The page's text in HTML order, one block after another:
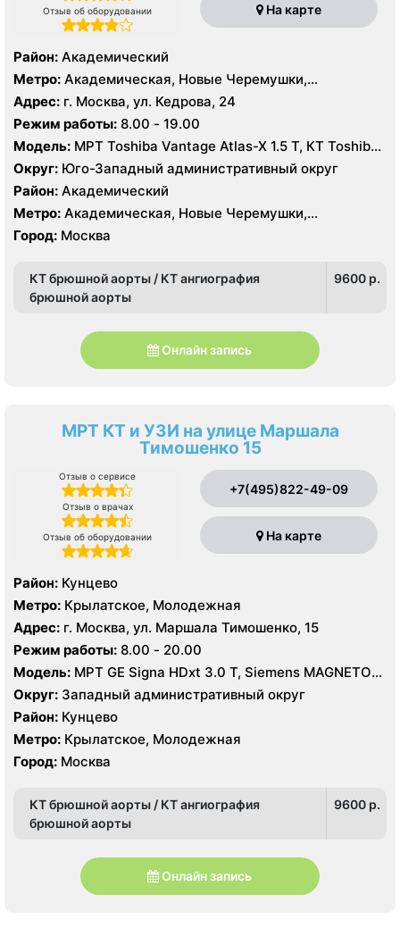
Отзыв об оборудовании На карте
Район: Академический
Метро: Академическая, Новые Черемушки,
Профсоюзная
Адрес: г. Москва, ул. Кедрова, 24
Режим работы: 8.00 - 19.00
Модель: МРТ Toshiba Vantage Atlas-X 1.5 Т, КТ Toshiba
Aquilion 32 среза, УЗИ
Округ: Юго-Западный административный округ
Район: Академический
Метро: Академическая, Новые Черемушки,
Профсоюзная
Город: Москва
КТ брюшной аорты / КТ ангиография
брюшной аорты
9600 p.
Онлайн запись
МРТ КТ и УЗИ на улице Маршала
Тимошенко 15
Отзыв о сервисе
Отзыв о врачах
Отзыв об оборудовании
+7(495)822-49-09
На карте
Район: Кунцево
Метро: Крылатское, Молодежная
Адрес: г. Москва, ул. Маршала Тимошенко, 15
Режим работы: 8.00 - 20.00
Модель: МРТ GE Signa HDxt 3.0 T, Siemens MAGNETOM
Aera 1.5 T, GE Signa Ovation 0.35 T, КТ GE LightSpeed
VCT XT 64 среза, Siemens Somatom Sensation 64
среза, УЗИ GE Voluson E8, Philips iU22
Округ: Западный административный округ
Район: Кунцево
Метро: Крылатское, Молодежная
Город: Москва
КТ брюшной аорты / КТ ангиография
брюшной аорты
9600 p.
Онлайн запись